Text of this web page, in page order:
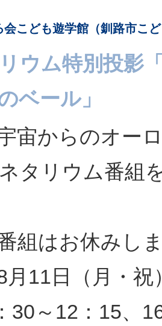
会こども遊学館（釧路市こ
ウム特別投影
ベール」
宙からのオー
タリウム番組
組はお休みし
月11日（月・
～12：15、